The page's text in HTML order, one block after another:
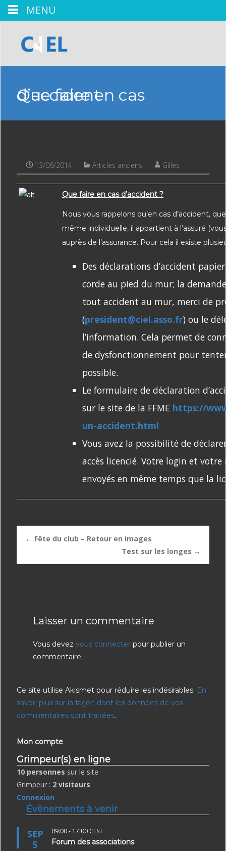
Que faire en cas d’accident
13/06/2014 Articles anciens Gilles
Que faire en cas d’accident ?
Nous vous rappelons qu’en cas d’accident,
même individuelle, il appartient à l’assuré
auprès de l’assurance. Pour cela il existe
Des déclarations d’accident
corde au pied du mur; la
tout accident au mur, merci de
(president@ciel.asso.fr) ou le
l’information. Cela permet de
de dysfonctionnement pour
possible.
Le formulaire de déclaration
sur le site de la FFME https://
un-accident.html
Vous avez la possibilité de
accès licencié. Votre login et
envoyés en même temps que la
Post
← Fête du club – Retour en images
Test sur les longes →
Laisser un commentaire
Vous devez vous connecter pour publier un
commentaire.
Ce site utilise Akismet pour réduire les indésirables. En
savoir plus sur la façon dont les données de vos
commentaires sont traitées.
Mon compte
Grimpeur(s) en ligne
10 personnes sur le site
Grimpeur : 2 visiteurs
Connexion
Évènements à venir
SEP
5
09:00- 17:00 CEST
Forum des associations
MENU